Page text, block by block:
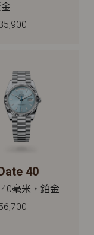
40
毫米，鉑金